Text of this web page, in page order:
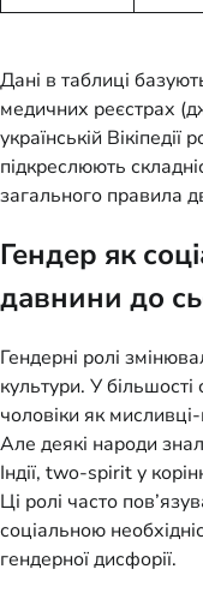
Дані в таблиці
медичних реєстрах
українській Вікіпедії
підкреслюють
загального правила
Гендер як
давнини до
Гендерні ролі
культури. У
чоловіки як
Але деякі народи
Індії, two-spirit у
Ці ролі часто
соціальною
гендерної дисфорії.